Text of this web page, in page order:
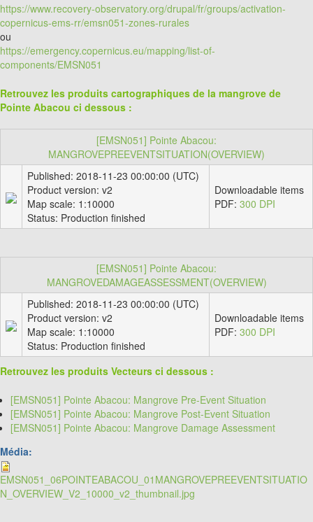
https://www.recovery-observatory.org/drupal/fr/groups/activation-
copernicus-ems-rr/emsn051-zones-rurales
ou
https://emergency.copernicus.eu/mapping/list-of-
components/EMSN051
Retrouvez les produits cartographiques de la mangrove de
Pointe Abacou ci dessous :
[EMSN051] Pointe Abacou:
MANGROVEPREEVENTSITUATION(OVERVIEW)
Published: 2018-11-23 00:00:00 (UTC)
Product version: v2
Map scale: 1:10000
Status: Production finished
Downloadable items
PDF: 300 DPI
[EMSN051] Pointe Abacou:
MANGROVEDAMAGEASSESSMENT(OVERVIEW)
Published: 2018-11-23 00:00:00 (UTC)
Product version: v2
Map scale: 1:10000
Status: Production finished
Downloadable items
PDF: 300 DPI
Retrouvez les produits Vecteurs ci dessous :
[EMSN051] Pointe Abacou: Mangrove Pre-Event Situation
[EMSN051] Pointe Abacou: Mangrove Post-Event Situation
[EMSN051] Pointe Abacou: Mangrove Damage Assessment
Média:
EMSN051_06POINTEABACOU_01MANGROVEPREEVENTSITUATIO
N_OVERVIEW_V2_10000_v2_thumbnail.jpg